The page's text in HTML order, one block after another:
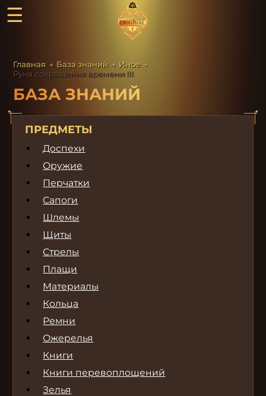
☰
Главная → База знаний → Иное →
Руна сокращения времени III
БАЗА ЗНАНИЙ
ПРЕДМЕТЫ
Доспехи
Оружие
Перчатки
Сапоги
Шлемы
Щиты
Стрелы
Плащи
Материалы
Кольца
Ремни
Ожерелья
Книги
Книги перевоплощений
Зелья